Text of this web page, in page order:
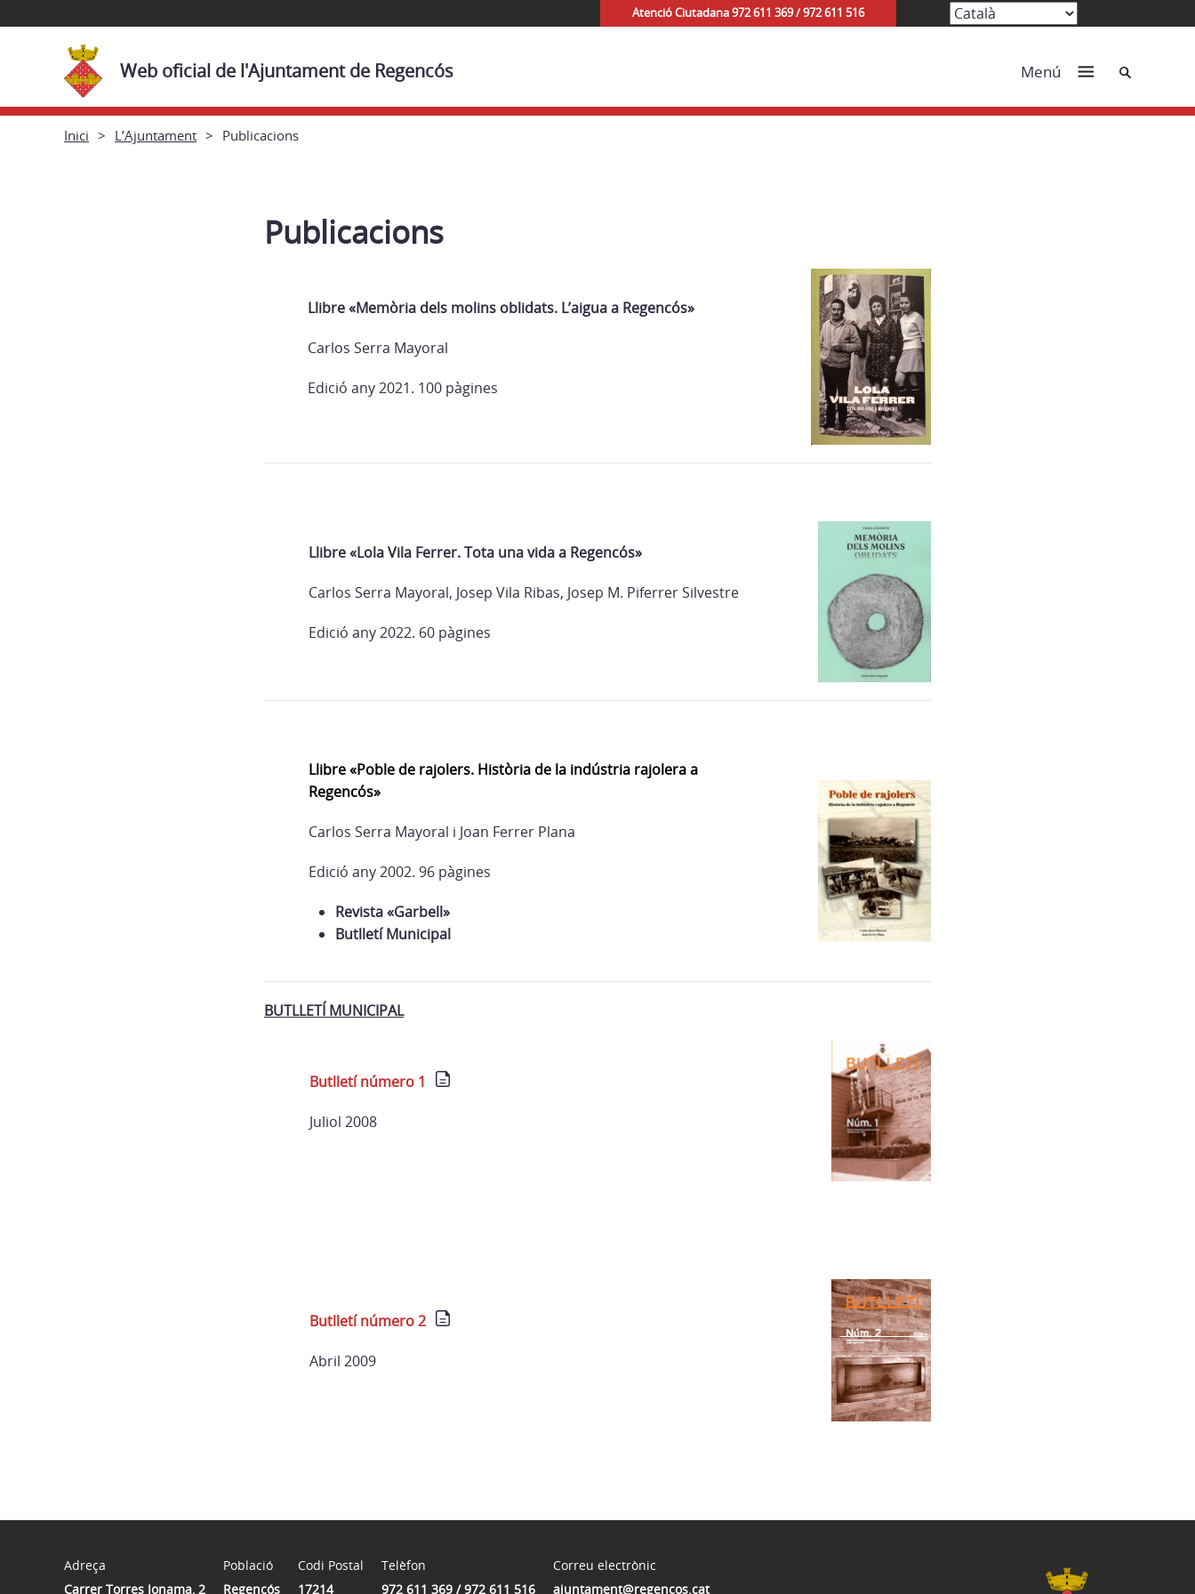
Atenció Ciutadana 972 611 369 / 972 611 516
Web oficial de l'Ajuntament de Regencós Menú Cerca
Inici L’Ajuntament Publicacions
Publicacions
Llibre «Memòria dels molins oblidats. L’aigua a Regencós»
Carlos Serra Mayoral
Edició any 2021. 100 pàgines
Llibre «Lola Vila Ferrer. Tota una vida a Regencós»
Carlos Serra Mayoral, Josep Vila Ribas, Josep M. Piferrer Silvestre
Edició any 2022. 60 pàgines
Llibre «Poble de rajolers. Història de la indústria rajolera a
Regencós»
Carlos Serra Mayoral i Joan Ferrer Plana
Edició any 2002. 96 pàgines
Revista «Garbell»
Butlletí Municipal
BUTLLETÍ MUNICIPAL
Butlletí número 1
Juliol 2008
Butlletí número 2
Abril 2009
Adreça
Carrer Torres Jonama, 2
Població
Regencós
Codi Postal
17214
Telèfon
972 611 369 / 972 611 516
Correu electrònic
ajuntament@regencos.cat